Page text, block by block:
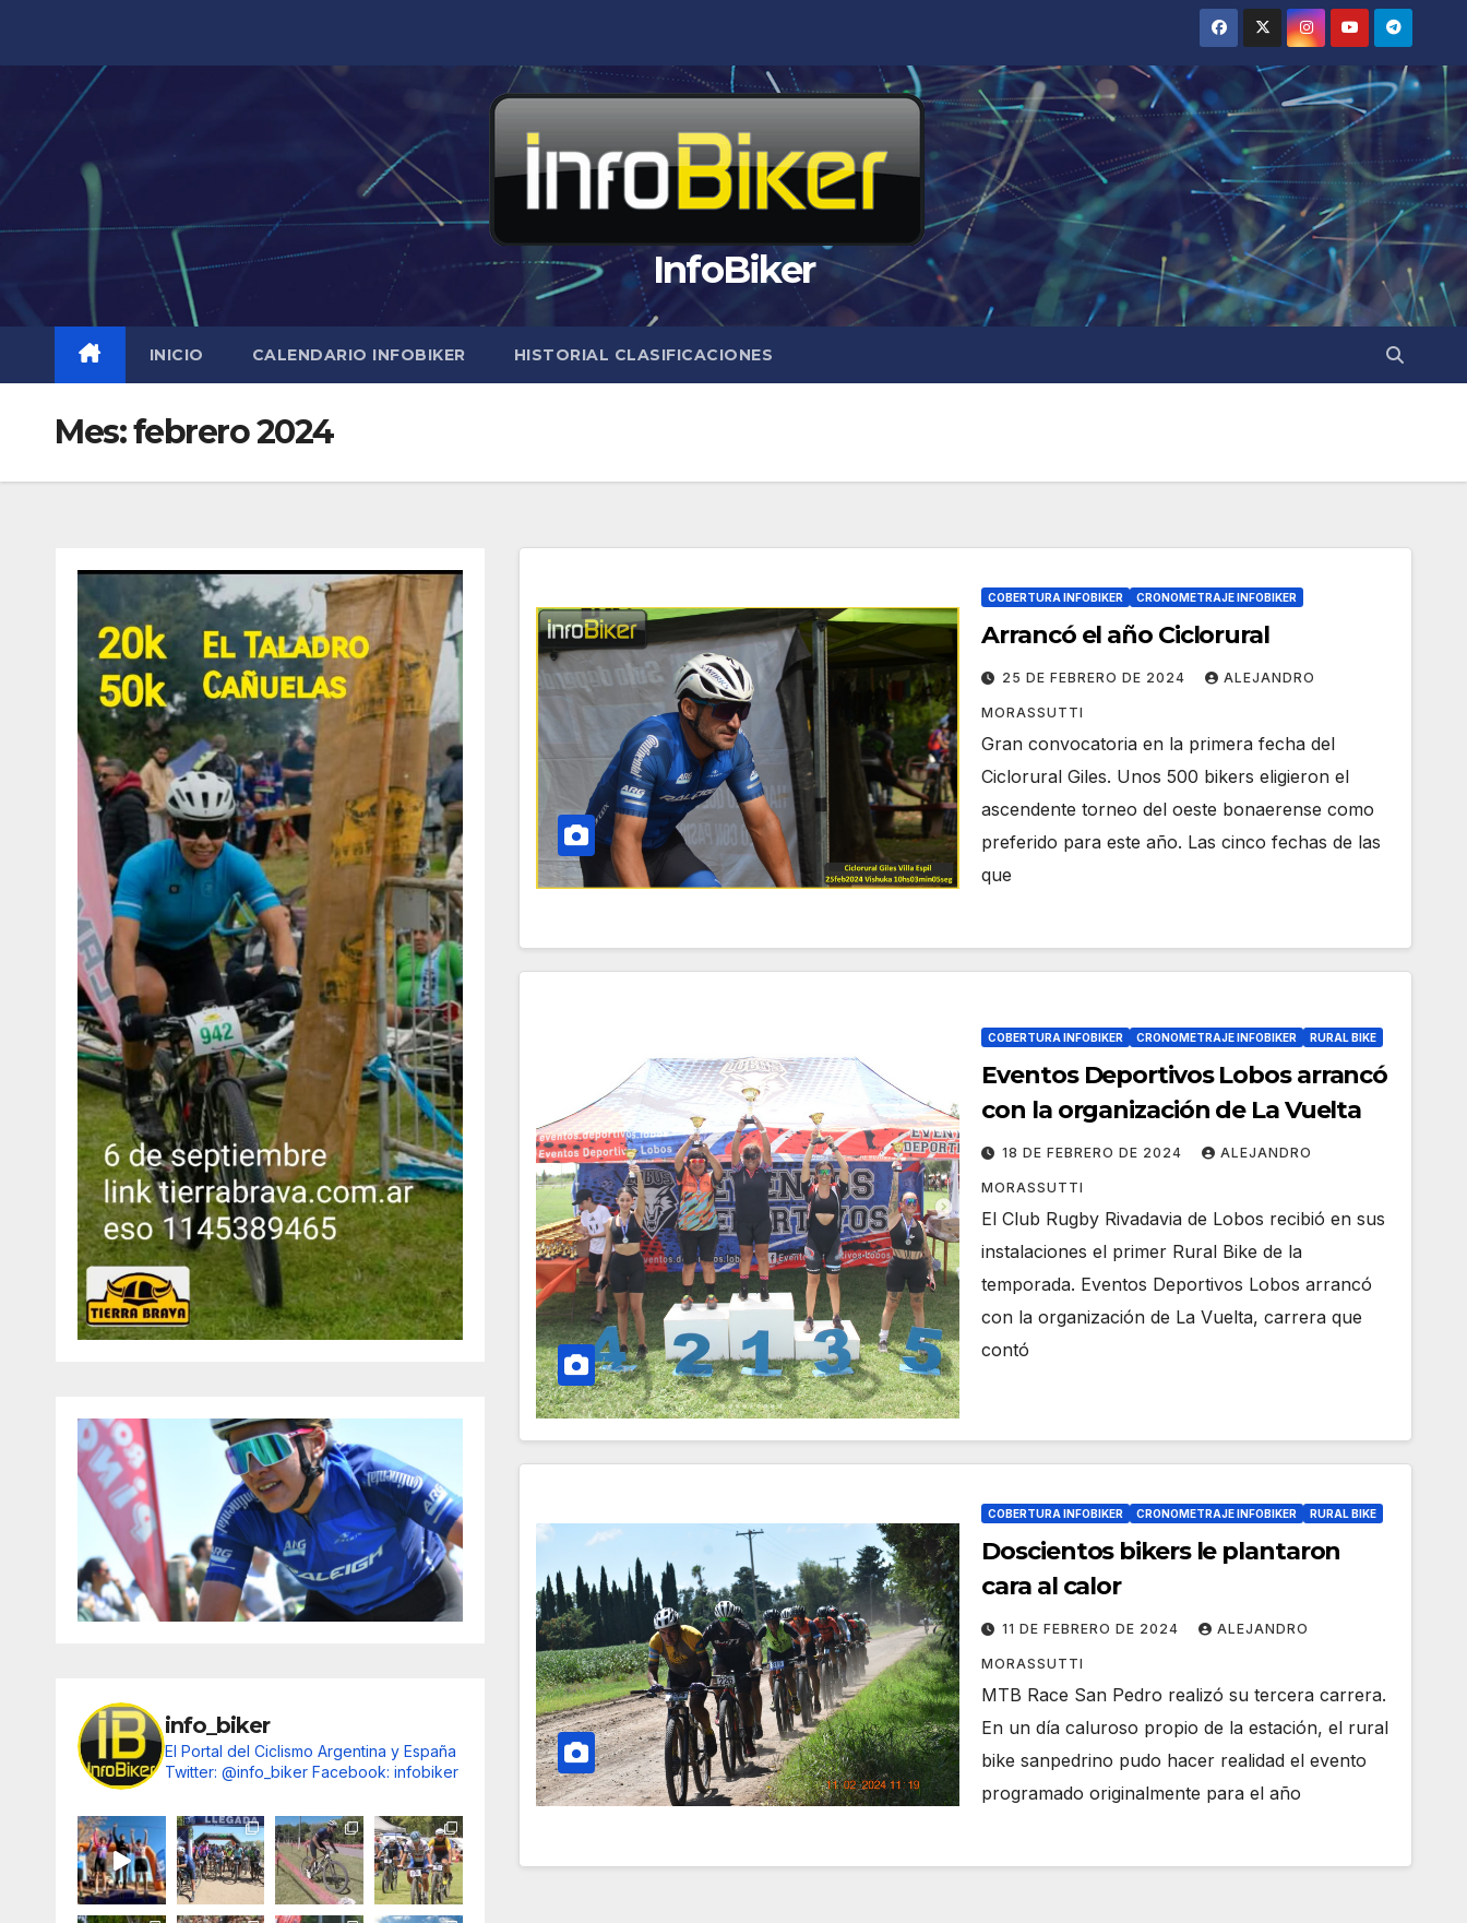
contenido
InfoBiker
INICIO CALENDARIO INFOBIKER HISTORIAL CLASIFICACIONES
Mes:febrero 2024
info_biker
El Portal del Ciclismo Argentina y España
Twitter: @info_biker Facebook: infobiker
COBERTURA INFOBIKER CRONOMETRAJE INFOBIKER
Arrancó el año Ciclorural
25 DE FEBRERO DE 2024 ALEJANDRO
MORASSUTTI
Gran convocatoria en la primera fecha del
Ciclorural Giles. Unos 500 bikers eligieron el
ascendente torneo del oeste bonaerense como
preferido para este año. Las cinco fechas de las
que
COBERTURA INFOBIKER CRONOMETRAJE INFOBIKER RURAL BIKE
Eventos Deportivos Lobos arrancó
con la organización de La Vuelta
18 DE FEBRERO DE 2024 ALEJANDRO
MORASSUTTI
El Club Rugby Rivadavia de Lobos recibió en sus
instalaciones el primer Rural Bike de la
temporada. Eventos Deportivos Lobos arrancó
con la organización de La Vuelta, carrera que
contó
COBERTURA INFOBIKER CRONOMETRAJE INFOBIKER RURAL BIKE
Doscientos bikers le plantaron
cara al calor
11 DE FEBRERO DE 2024 ALEJANDRO
MORASSUTTI
MTB Race San Pedro realizó su tercera carrera.
En un día caluroso propio de la estación, el rural
bike sanpedrino pudo hacer realidad el evento
programado originalmente para el año